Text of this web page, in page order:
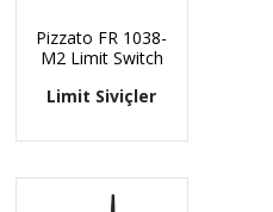
Pizzato FR 1038-
M2 Limit Switch
Limit Siviçler